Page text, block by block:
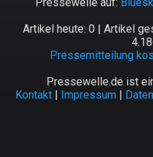
Artikel heute: 0 | Artikel
Pressemitteilung
Pressewelle.de ist
Kontakt | Impressum |